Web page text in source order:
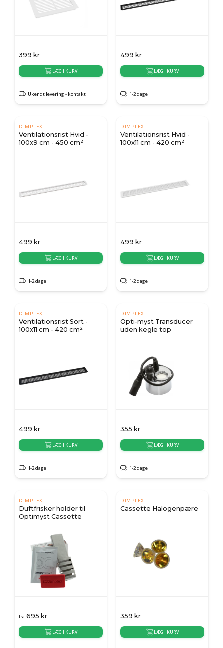
399 kr
LÆG I KURV
Ukendt levering - kontakt
499 kr
LÆG I KURV
1-2 dage
DIMPLEX
Ventilationsrist Hvid -
100x9 cm - 450 cm²
499 kr
LÆG I KURV
1-2 dage
DIMPLEX
Ventilationsrist Hvid -
100x11 cm - 420 cm²
499 kr
LÆG I KURV
1-2 dage
DIMPLEX
Ventilationsrist Sort -
100x11 cm - 420 cm²
499 kr
LÆG I KURV
1-2 dage
DIMPLEX
Opti-myst Transducer
uden kegle top
355 kr
LÆG I KURV
1-2 dage
DIMPLEX
Duftfrisker holder til
Optimyst Cassette
fra 695 kr
LÆG I KURV
DIMPLEX
Cassette Halogenpære
359 kr
LÆG I KURV